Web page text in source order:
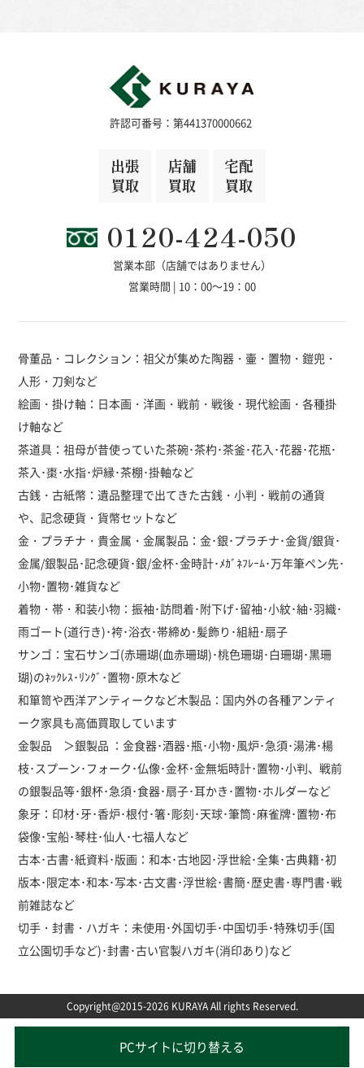
許認可番号：第441370000662
出張
買取
店舗
買取
宅配
買取
0120-424-050
営業本部（店舗ではありません）
営業時間 | 10：00～19：00
骨董品・コレクション：祖父が集めた陶器・壷・置物・鎧兜・
人形・刀剣など
絵画・掛け軸：日本画・洋画・戦前・戦後・現代絵画・各種掛
け軸など
茶道具：祖母が昔使っていた茶碗･茶杓･茶釜･花入･花器･花瓶･
茶入･棗･水指･炉縁･茶棚･掛軸など
古銭・古紙幣：遺品整理で出てきた古銭・小判・戦前の通貨
や、記念硬貨・貨幣セットなど
金・プラチナ・貴金属・金属製品：金･銀･プラチナ･金貨/銀貨･
金属/銀製品･記念硬貨･銀/金杯･金時計･ﾒｶﾞﾈﾌﾚｰﾑ･万年筆ペン先･
小物･置物･雑貨など
着物・帯・和装小物：振袖･訪問着･附下げ･留袖･小紋･紬･羽織･
雨ゴート(道行き)･袴･浴衣･帯締め･髪飾り･組紐･扇子
サンゴ：宝石サンゴ(赤珊瑚(血赤珊瑚)･桃色珊瑚･白珊瑚･黒珊
瑚)のﾈｯｸﾚｽ･ﾘﾝｸﾞ･置物･原木など
和箪笥や西洋アンティークなど木製品：国内外の各種アンティ
ーク家具も高価買取しています
金製品 ＞銀製品 ：金食器･酒器･瓶･小物･風炉･急須･湯沸･楊
枝･スプーン･フォーク･仏像･金杯･金無垢時計･置物･小判、戦前
の銀製品等･銀杯･急須･食器･扇子･耳かき･置物･ホルダーなど
象牙：印材･牙･香炉･根付･箸･彫刻･天球･筆筒･麻雀牌･置物･布
袋像･宝船･琴柱･仙人･七福人など
古本･古書･紙資料･版画：和本･古地図･浮世絵･全集･古典籍･初
版本･限定本･和本･写本･古文書･浮世絵･書簡･歴史書･専門書･戦
前雑誌など
切手・封書・ハガキ：未使用･外国切手･中国切手･特殊切手(国
立公園切手など)･封書･古い官製ハガキ(消印あり)など
Copyright@2015-2026 KURAYA All rights Reserved.
PCサイトに切り替える